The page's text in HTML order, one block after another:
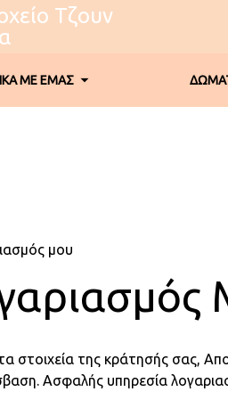
Τζουν
ΜΕ ΕΜΑΣ
μου
τα στοιχεία της κράτησής σας,
Ασφαλής υπηρεσία